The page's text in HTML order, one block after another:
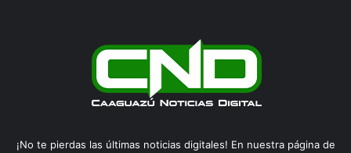
¡No te pierdas las últimas noticias digitales! En nuestra página de